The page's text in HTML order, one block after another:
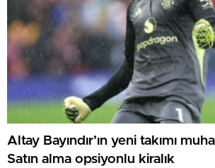
Altay Bayındır’ın yeni takımı
Satın alma opsiyonlu kiralık